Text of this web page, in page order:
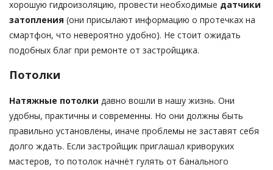
хорошую гидроизоляцию, провести необходимые датчики
затопления (они присылают информацию о протечках на
смартфон, что невероятно удобно). Не стоит ожидать
подобных благ при ремонте от застройщика.
Потолки
Натяжные потолки давно вошли в нашу жизнь. Они
удобны, практичны и современны. Но они должны быть
правильно установлены, иначе проблемы не заставят себя
долго ждать. Если застройщик приглашал криворуких
мастеров, то потолок начнёт гулять от банального